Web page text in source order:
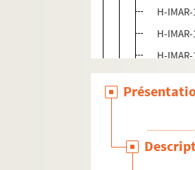
H-
H-
H-
H-
H-
H-
H-
H-